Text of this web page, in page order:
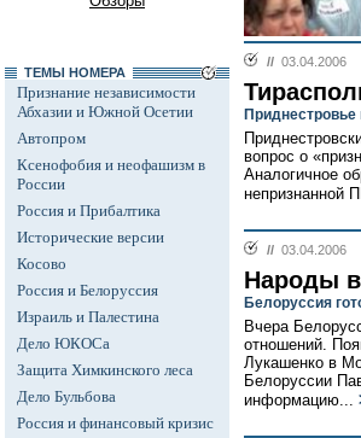
ТЕМЫ НОМЕРА
Признание независимости
Абхазии и Южной Осетии
Автопром
Ксенофобия и неофашизм в
России
Россия и Прибалтика
Исторические версии
Косово
Россия и Белоруссия
Израиль и Палестина
Дело ЮКОСа
Защита Химкинского леса
Дело Бульбова
Россия и финансовый кризис
// 03.04.2006
Приднестровье
вопрос о
Аналогичное
непризнанной
// 03.04.2006
Народы
Белоруссия
Вчера
отношений.
Лукашенко в
Белоруссии
информацию...